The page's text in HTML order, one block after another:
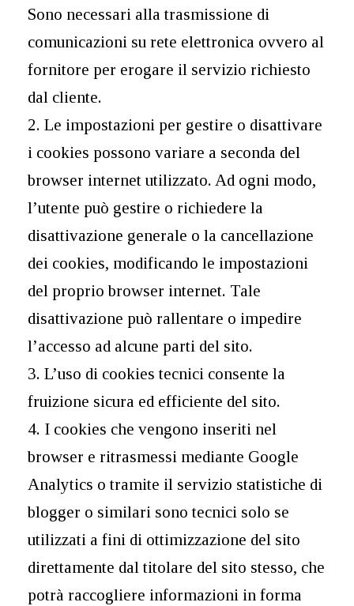
Sono necessari alla trasmissione di
comunicazioni su rete elettronica ovvero al
fornitore per erogare il servizio richiesto
dal cliente.
2. Le impostazioni per gestire o disattivare
i cookies possono variare a seconda del
browser internet utilizzato. Ad ogni modo,
l’utente può gestire o richiedere la
disattivazione generale o la cancellazione
dei cookies, modificando le impostazioni
del proprio browser internet. Tale
disattivazione può rallentare o impedire
l’accesso ad alcune parti del sito.
3. L’uso di cookies tecnici consente la
fruizione sicura ed efficiente del sito.
4. I cookies che vengono inseriti nel
browser e ritrasmessi mediante Google
Analytics o tramite il servizio statistiche di
blogger o similari sono tecnici solo se
utilizzati a fini di ottimizzazione del sito
direttamente dal titolare del sito stesso, che
potrà raccogliere informazioni in forma